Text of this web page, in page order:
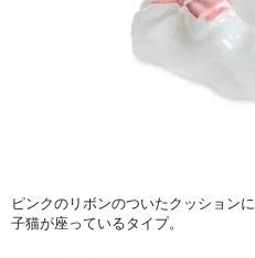
ピンクのリボンのついたクッションに
子猫が座っているタイプ。